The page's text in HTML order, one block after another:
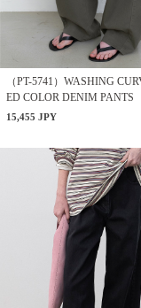
（PT-5741）WASHING
ED COLOR DENIM PANTS
15,455 JPY